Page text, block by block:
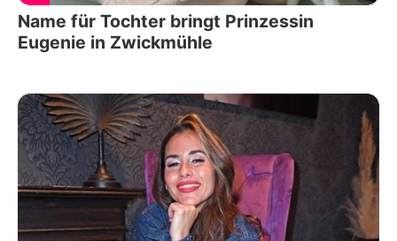
Name für Tochter bringt Prinzessin
Eugenie in Zwickmühle